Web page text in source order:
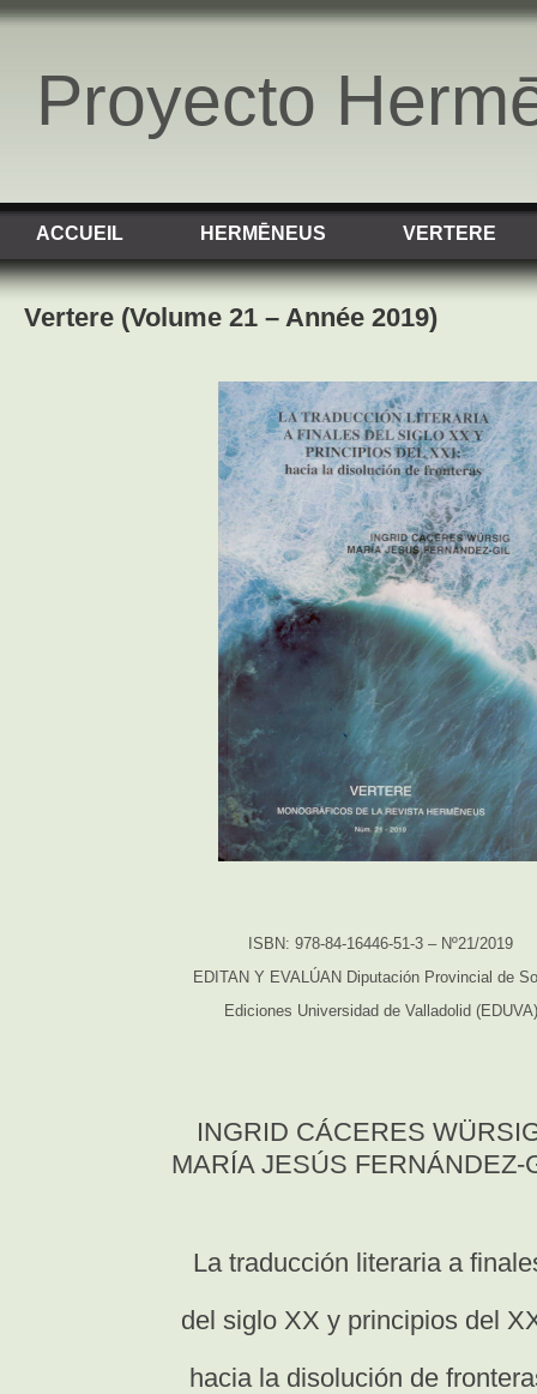
Proyecto
ACCUEIL HERMĒNEUS VERTERE
Vertere (Volume 21 – Année 2019)
ISBN: 978-84-16446-51-3 – Nº21/2019
EDITAN Y EVALÚAN Diputación Provincial de
Ediciones Universidad de Valladolid (EDUVA)
INGRID CÁCERES
MARÍA JESÚS FERNÁNDEZ-
La traducción literaria a
del siglo XX y principios del
hacia la disolución de